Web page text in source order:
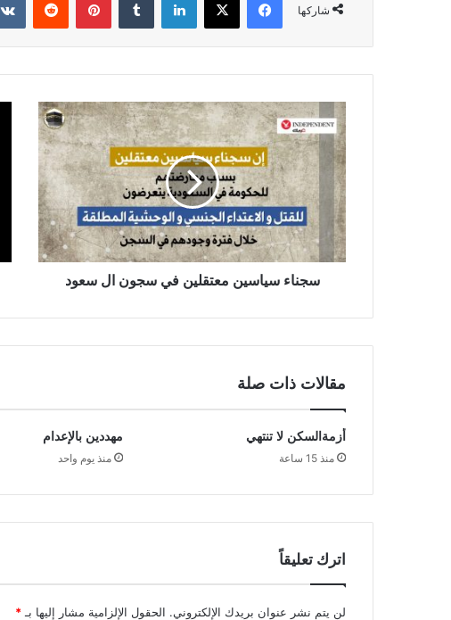
شاركها
سجناء سياسين معتقلين في سجون ال سعود
مقالات ذات صلة
أزمةالسكن لا تنتهي
منذ 15 ساعة
مهددين بالإعدام
منذ يوم واحد
اترك تعليقاً
لن يتم نشر عنوان بريدك الإلكتروني. الحقول الإلزامية مشار إليها بـ *